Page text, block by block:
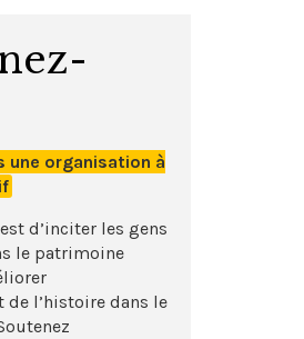
une organisation à
d’inciter les gens
le patrimoine
de l’histoire dans le